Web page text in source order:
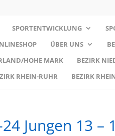
SPORTENTWICKLUNG
ÜBER UNS
HOHE MARK BEZIRK
RHEIN-RUHR BEZIRK
Jungen 13 –